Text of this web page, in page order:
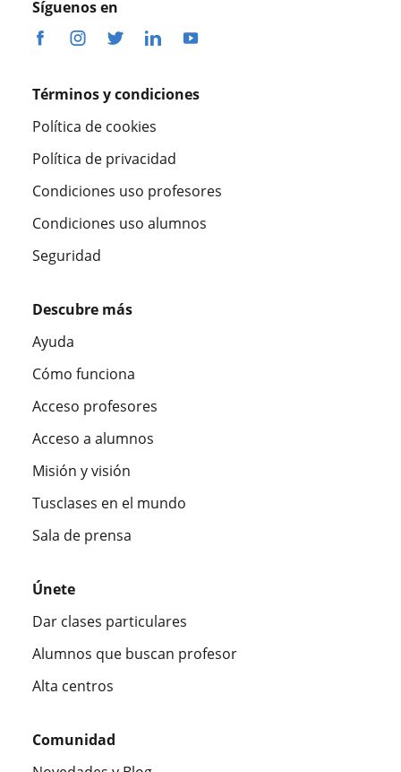
Síguenos en
Términos y condiciones
Política de cookies
Política de privacidad
Condiciones uso profesores
Condiciones uso alumnos
Seguridad
Descubre más
Ayuda
Cómo funciona
Acceso profesores
Acceso a alumnos
Misión y visión
Tusclases en el mundo
Sala de prensa
Únete
Dar clases particulares
Alumnos que buscan profesor
Alta centros
Comunidad